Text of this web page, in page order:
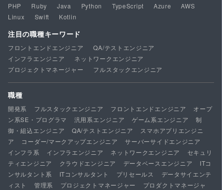
PHP Ruby Java Python TypeScript Azure
AWS
Linux
Swift Kotlin
注目の職種キーワード
フロントエンドエンジニア
QA/テストエンジニア
インフラエンジニア
ネットワークエンジニア
プロジェクトマネージャー
フルスタックエンジニア
職種
開発系 フルスタックエンジニア フロントエンドエンジニア
オープ
ン系SE・プログラマ
汎用系エンジニア ゲーム系エンジニア
制
御・組込エンジニア
QA/テストエンジニア
スマホアプリエンジニ
ア
コーダー/マークアップエンジニア
サーバーサイドエンジニア
インフラ系
インフラエンジニア ネットワークエンジニア
セキュリ
ティエンジニア
クラウドエンジニア データベースエンジニア
ITコ
ンサルタント系
ITコンサルタント プリセールス
データサイエンテ
ィスト
管理系 プロジェクトマネージャー
プロダクトマネージャ